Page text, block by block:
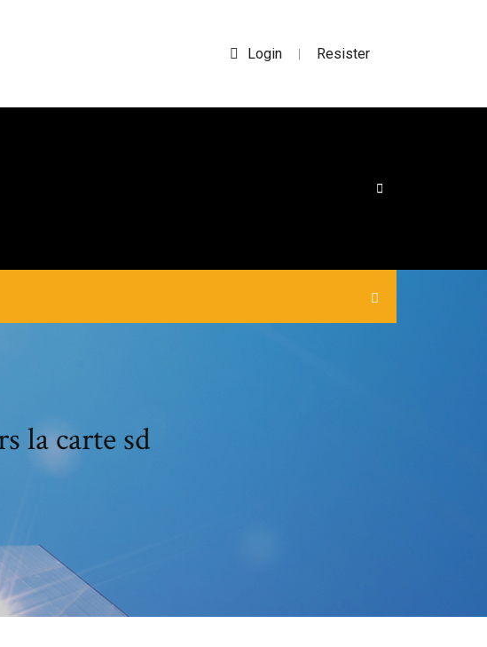
Login | Resister
la carte sd